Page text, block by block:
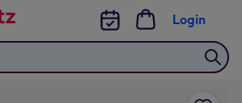
Login